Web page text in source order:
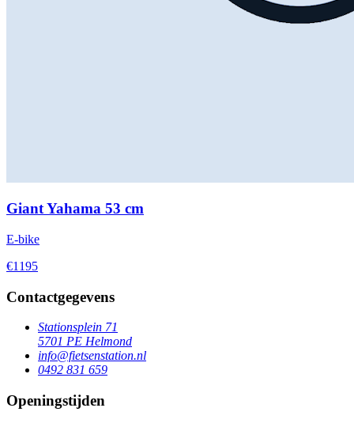
Giant Yahama 53 cm
E-bike
€1195
Contactgegevens
Stationsplein 71
5701 PE Helmond
info@fietsenstation.nl
0492 831 659
Openingstijden